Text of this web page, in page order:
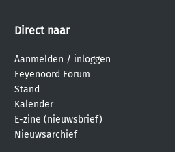
Direct naar
Aanmelden / inloggen
Feyenoord Forum
Stand
Kalender
E-zine (nieuwsbrief)
Nieuwsarchief